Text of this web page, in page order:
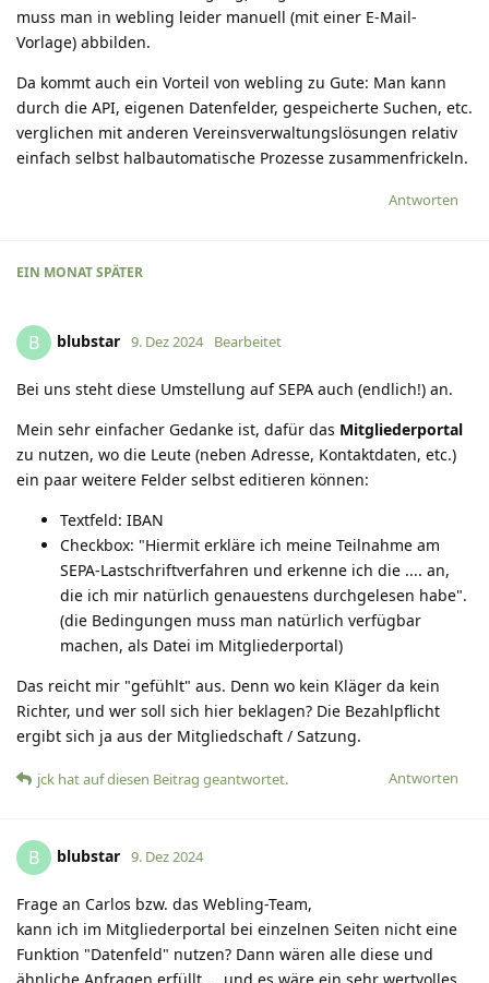
muss man in webling leider manuell (mit einer E-Mail-
Vorlage) abbilden.
Da kommt auch ein Vorteil von webling zu Gute: Man kann
durch die API, eigenen Datenfelder, gespeicherte Suchen, etc.
verglichen mit anderen Vereinsverwaltungslösungen relativ
einfach selbst halbautomatische Prozesse zusammenfrickeln.
Antworten
EIN MONATSPÄTER
B blubstar 9. Dez 2024 Bearbeitet
Bei uns steht diese Umstellung auf SEPA auch (endlich!) an.
Mein sehr einfacher Gedanke ist, dafür das Mitgliederportal
zu nutzen, wo die Leute (neben Adresse, Kontaktdaten, etc.)
ein paar weitere Felder selbst editieren können:
Textfeld: IBAN
Checkbox: "Hiermit erkläre ich meine Teilnahme am
SEPA-Lastschriftverfahren und erkenne ich die .... an,
die ich mir natürlich genauestens durchgelesen habe".
(die Bedingungen muss man natürlich verfügbar
machen, als Datei im Mitgliederportal)
Das reicht mir "gefühlt" aus. Denn wo kein Kläger da kein
Richter, und wer soll sich hier beklagen? Die Bezahlpflicht
ergibt sich ja aus der Mitgliedschaft / Satzung.
Antworten
jck hatauf diesen Beitrag geantwortet.
B blubstar 9. Dez 2024
Frage an Carlos bzw. das Webling-Team,
kann ich im Mitgliederportal bei einzelnen Seiten nicht eine
Funktion "Datenfeld" nutzen? Dann wären alle diese und